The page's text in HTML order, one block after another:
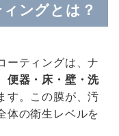
ングとは？
ーティングは、ナ
便器・床・壁・洗
す。この膜が、汚
体の衛生レベルを